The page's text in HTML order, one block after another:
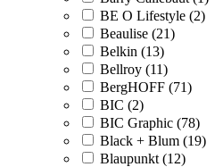
BE O Lifestyle (2)
Beaulise (21)
Belkin (13)
Bellroy (11)
BergHOFF (71)
BIC (2)
BIC Graphic (78)
Black + Blum (19)
Blaupunkt (12)